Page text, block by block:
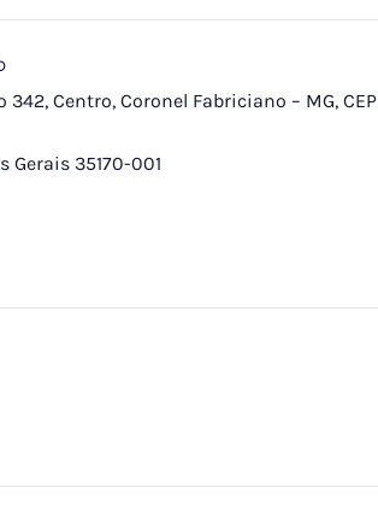
Centro, Coronel Fabriciano – MG, CEP
Gerais 35170-001